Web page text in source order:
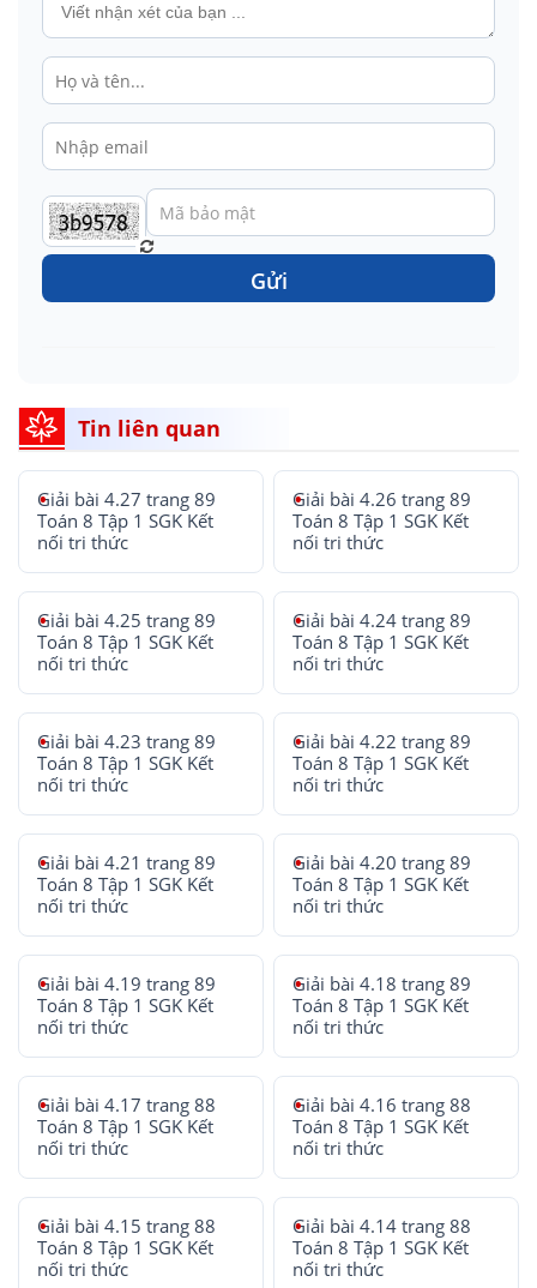
Gửi
Tin liên quan
Giải bài 4.27 trang 89
Toán 8 Tập 1 SGK Kết
nối tri thức
Giải bài 4.26 trang 89
Toán 8 Tập 1 SGK Kết
nối tri thức
Giải bài 4.25 trang 89
Toán 8 Tập 1 SGK Kết
nối tri thức
Giải bài 4.24 trang 89
Toán 8 Tập 1 SGK Kết
nối tri thức
Giải bài 4.23 trang 89
Toán 8 Tập 1 SGK Kết
nối tri thức
Giải bài 4.22 trang 89
Toán 8 Tập 1 SGK Kết
nối tri thức
Giải bài 4.21 trang 89
Toán 8 Tập 1 SGK Kết
nối tri thức
Giải bài 4.20 trang 89
Toán 8 Tập 1 SGK Kết
nối tri thức
Giải bài 4.19 trang 89
Toán 8 Tập 1 SGK Kết
nối tri thức
Giải bài 4.18 trang 89
Toán 8 Tập 1 SGK Kết
nối tri thức
Giải bài 4.17 trang 88
Toán 8 Tập 1 SGK Kết
nối tri thức
Giải bài 4.16 trang 88
Toán 8 Tập 1 SGK Kết
nối tri thức
Giải bài 4.15 trang 88
Toán 8 Tập 1 SGK Kết
nối tri thức
Giải bài 4.14 trang 88
Toán 8 Tập 1 SGK Kết
nối tri thức